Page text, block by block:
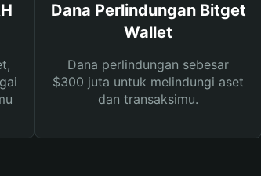
Dana Perlindungan Bitget
Wallet
Dana perlindungan sebesar
$300 juta untuk melindungi aset
dan transaksimu.